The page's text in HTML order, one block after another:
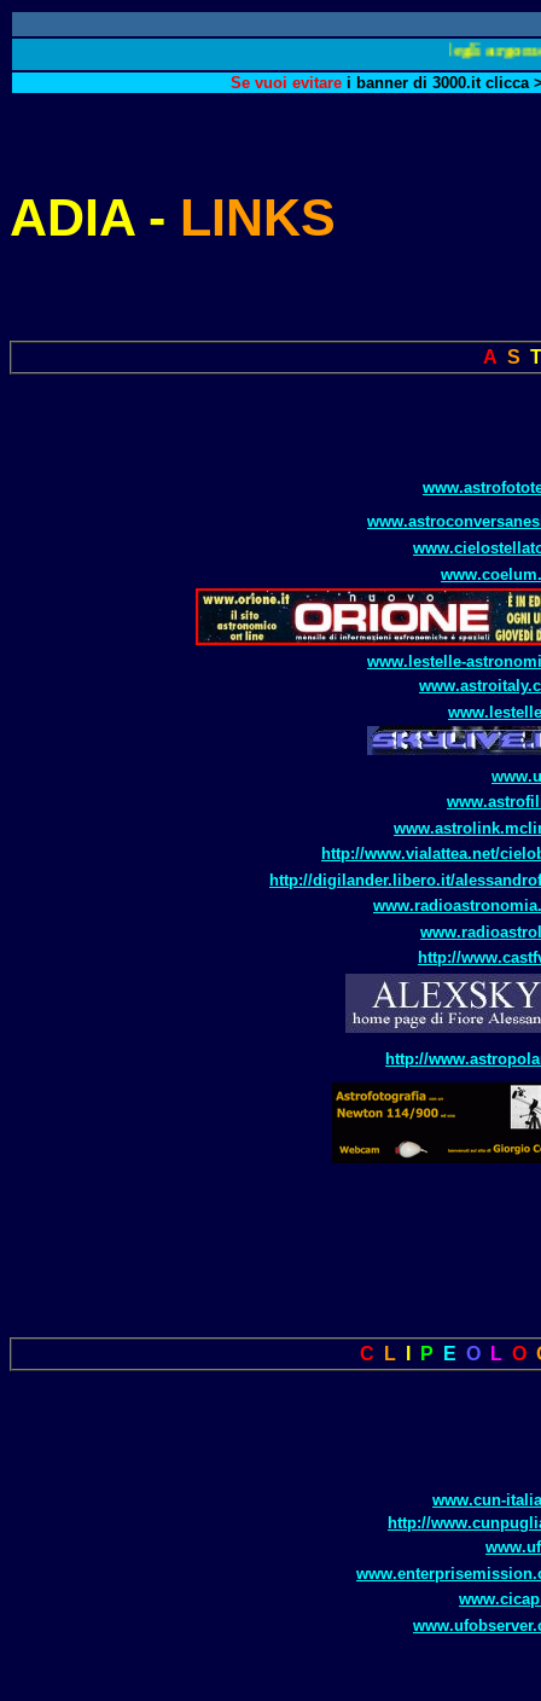
^^^ Vai alla lista degli argomenti
Se vuoi evitare i banner di 3000.it clicca
ADIA - LINKS
A S T
www.lestelle-
http://www.vialattea.net/
http://digilander.libero.it/
http://
http://
C L P E O L O
www.cun-
http://